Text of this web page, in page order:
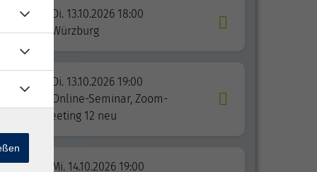
aus
Di. 13.10.2026 18:00
Würzburg
Di. 13.10.2026 19:00
Online-Seminar, Zoom-
Meeting 12 neu
Mi. 14.10.2026 19:00